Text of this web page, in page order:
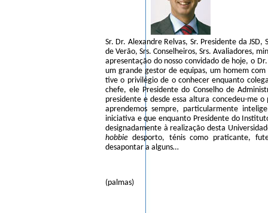
Sr. Dr. Alexandre Relvas, Sr. Presidente da
de Verão, Srs. Conselheiros, Srs. Avaliadores,
apresentação do nosso convidado de hoje, o
um grande gestor de equipas, um homem
tive o privilégio de o conhecer enquanto
chefe, ele Presidente do Conselho de
presidente e desde essa altura concedeu-me
aprendemos sempre, particularmente
iniciativa e que enquanto Presidente do
designadamente à realização desta
hobbiedesporto, ténis como praticante,
desapontar a alguns…
(palmas)